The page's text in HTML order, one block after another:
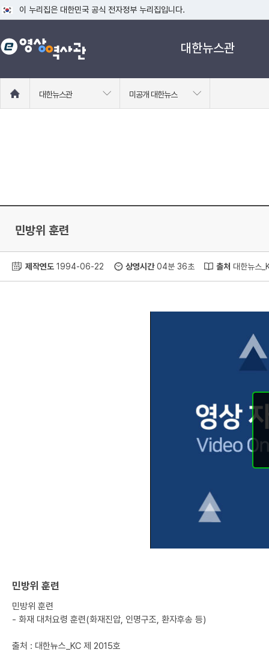
이 누리집은 대한민국 공식 전자정부 누리집입니다.
공식 누리집 주소 확인하기
go.kr 주소를 사용하는 누리집은 대한민국 정부기관이 관리하는 누리집입니
대한뉴스관
로
대한뉴스관 미공개 대한뉴스
민방위 훈련
제작연도 1994-06-22 상영시간04분 36초 출처 대한뉴스
민방위 훈련
민방위 훈련
- 화재 대처요령 훈련(화재진압, 인명구조, 환자후송 등)
출처 : 대한뉴스_KC 제 2015호